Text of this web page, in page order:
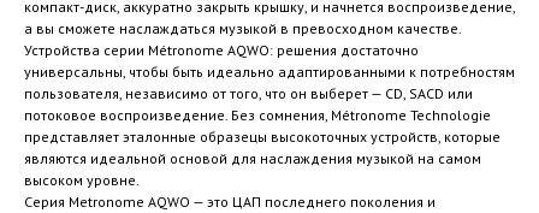
компакт-диск, аккуратно закрыть крышку, и начнется воспроизведение,
а вы сможете наслаждаться музыкой в превосходном качестве.
Устройства серии Métronome AQWO: решения достаточно
универсальны, чтобы быть идеально адаптированными к потребностям
пользователя, независимо от того, что он выберет — CD, SACD или
потоковое воспроизведение. Без сомнения, Métronome Technologie
представляет эталонные образецы высокоточных устройств, которые
являются идеальной основой для наслаждения музыкой на самом
высоком уровне.
Серия Metronome AQWO — это ЦАП последнего поколения и